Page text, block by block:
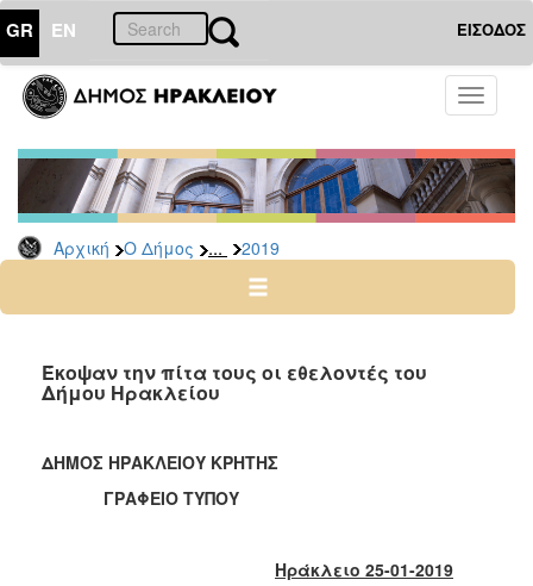
GR EN ΕΙΣΟΔΟΣ
Toggle
Αρχική Ο Δήμος ... 2019
ΔΗΜΟΣ
Δελτία
Τύπου
Αρχείο
2026
2024
2022
2020
2019
Έκοψαν την πίτα τους οι εθελοντές του
Δήμου Ηρακλείου
ΔΗΜΟΣ ΗΡΑΚΛΕΙΟΥ ΚΡΗΤΗΣ
ΓΡΑΦΕΙΟ ΤΥΠΟΥ
Ηράκλειο 25-01-2019